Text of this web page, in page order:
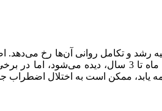
و تکامل روانی آن‌ها رخ می‌دهد.
جدا می‌شود. اضطراب جدایی معمولاً در سنین پایین،
یابد، ممکن است به اختلال اضطراب